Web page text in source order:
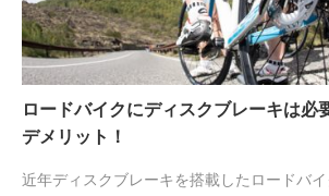
ロードバイクにディスクブレーキは必
デメリット！
近年ディスクブレーキを搭載したロードバ